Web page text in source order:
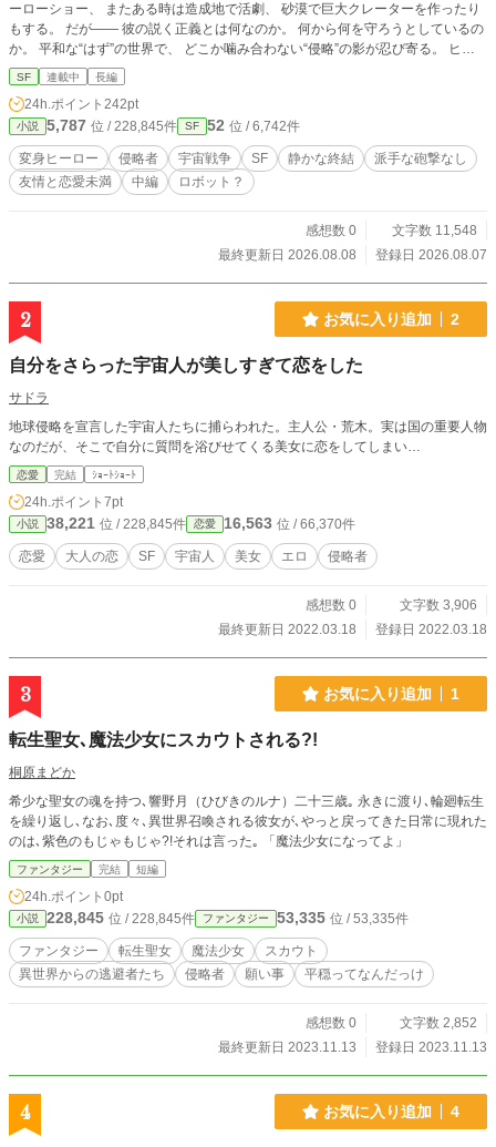
ーローショー、 またある時は造成地で活劇、 砂漠で巨大クレーターを作ったり
もする。 だが―― 彼の説く正義とは何なのか。 何から何を守ろうとしているの
か。 平和な“はず”の世界で、 どこか噛み合わない“侵略”の影が忍び寄る。 ヒー
ローを信じる少年と、 その仲間たちが辿るのは、 誰も知らない“終演”の物語。
SF 連載中 長編
24h.ポイント 242pt
小説 5,787 位 / 228,845件 SF 52 位 / 6,742件
変身ヒーロー 侵略者 宇宙戦争 SF 静かな終結
派手な砲撃なし
友情と恋愛未満
中編 ロボット？
感想数 0
文字数 11,548
最終更新日 2026.08.08
登録日 2026.08.07
2 お気に入り追加 2
自分をさらった宇宙人が美しすぎて恋をした
サドラ
地球侵略を宣言した宇宙人たちに捕らわれた。主人公・荒木。実は国の重要人物
なのだが、そこで自分に質問を浴びせてくる美女に恋をしてしまい…
恋愛 完結 ｼｮｰﾄｼｮｰﾄ
24h.ポイント 7pt
小説 38,221 位 / 228,845件 恋愛 16,563 位 / 66,370件
恋愛 大人の恋 SF 宇宙人 美女 エロ 侵略者
感想数 0
文字数 3,906
最終更新日 2022.03.18
登録日 2022.03.18
3 お気に入り追加 1
転生聖女､魔法少女にスカウトされる?!
桐原まどか
希少な聖女の魂を持つ､響野月（ひびきのルナ）二十三歳｡ 永きに渡り､輪廻転生
を繰り返し､なお､度々､異世界召喚される彼女が､やっと戻ってきた日常に現れた
のは､紫色のもじゃもじゃ?!それは言った｡ 「魔法少女になってよ」
ファンタジー 完結 短編
24h.ポイント 0pt
小説 228,845 位 / 228,845件 ファンタジー 53,335 位 / 53,335件
ファンタジー 転生聖女 魔法少女
スカウト
異世界からの逃避者たち
侵略者 願い事 平穏ってなんだっけ
感想数 0
文字数 2,852
最終更新日 2023.11.13
登録日 2023.11.13
4 お気に入り追加 4